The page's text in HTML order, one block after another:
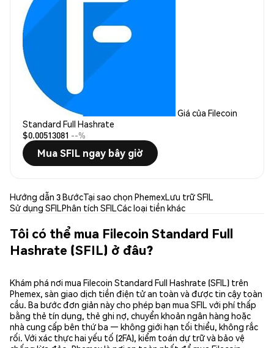
Giá của Filecoin
Standard Full Hashrate
$0.00513081 --%
Mua SFIL ngay bây giờ
Hướng dẫn 3 BướcTại sao chọn PhemexLưu trữ SFIL
Sử dụng SFILPhân tích SFILCác loại tiền khác
Tôi có thể mua Filecoin Standard Full
Hashrate (SFIL) ở đâu?
Khám phá nơi mua Filecoin Standard Full Hashrate (SFIL) trên
Phemex, sàn giao dịch tiền điện tử an toàn và được tin cậy toàn
cầu. Ba bước đơn giản này cho phép bạn mua SFIL với phí thấp
bằng thẻ tín dụng, thẻ ghi nợ, chuyển khoản ngân hàng hoặc
nhà cung cấp bên thứ ba — không giới hạn tối thiểu, không rắc
rối. Với xác thực hai yếu tố (2FA), kiểm toán dự trữ và bảo vệ